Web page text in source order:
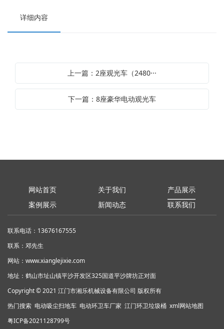
详细内容
上一篇：2座观光车（2480···
下一篇：8座豪华电动观光车
网站首页 关于我们
产品展示
案例展示
新闻动态 联系我们
联系电话：13676167555
联系：邓先生
网站： www.xianglejixie.com
地址：鹤山市址山镇平沙开发区325国道平沙牌坊正对面
Copyright © 2021 江门市湘乐机械设备有限公司 版权所有
热门搜索 电动吸尘扫地车 电动环卫车厂家 江门环卫垃圾桶 xml网站地图
粤ICP备2021128799号